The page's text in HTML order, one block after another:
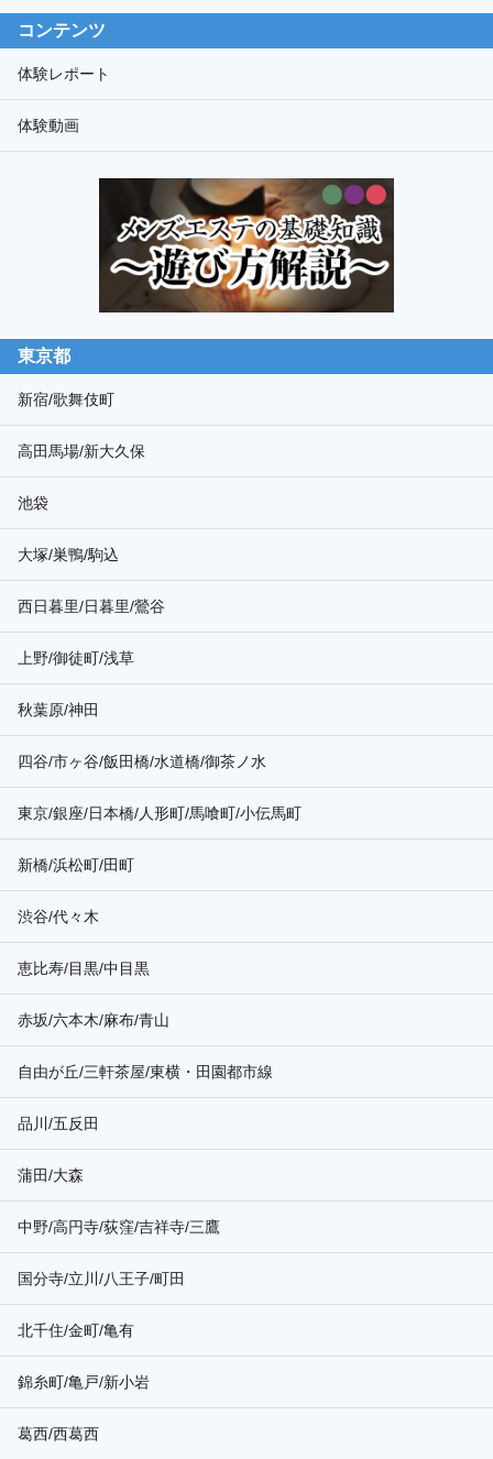
ワ
ー
ド
検
索
コンテンツ
体験レポート
体験動画
東京都
新宿/歌舞伎町
高田馬場/新大久保
池袋
大塚/巣鴨/駒込
西日暮里/日暮里/鶯谷
上野/御徒町/浅草
秋葉原/神田
四谷/市ヶ谷/飯田橋/水道橋/御茶ノ水
東京/銀座/日本橋/人形町/馬喰町/小伝馬町
新橋/浜松町/田町
渋谷/代々木
恵比寿/目黒/中目黒
赤坂/六本木/麻布/青山
自由が丘/三軒茶屋/東横・田園都市線
品川/五反田
蒲田/大森
中野/高円寺/荻窪/吉祥寺/三鷹
国分寺/立川/八王子/町田
北千住/金町/亀有
錦糸町/亀戸/新小岩
葛西/西葛西